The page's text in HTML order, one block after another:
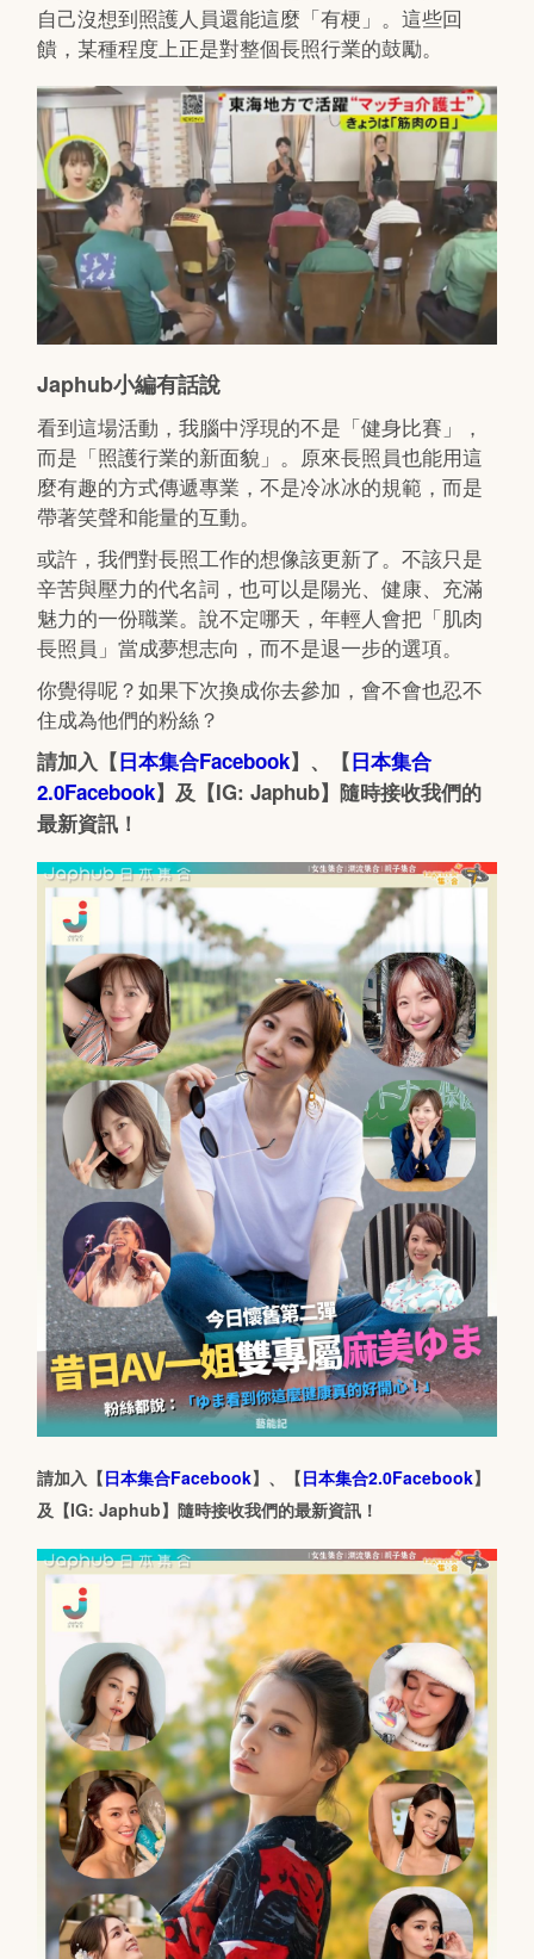
自己沒想到照護人員還能這麼「有梗」。這些回
饋，某種程度上正是對整個長照行業的鼓勵。
Japhub小編有話說
看到這場活動，我腦中浮現的不是「健身比賽」，
而是「照護行業的新面貌」。原來長照員也能用這
麼有趣的方式傳遞專業，不是冷冰冰的規範，而是
帶著笑聲和能量的互動。
或許，我們對長照工作的想像該更新了。不該只是
辛苦與壓力的代名詞，也可以是陽光、健康、充滿
魅力的一份職業。說不定哪天，年輕人會把「肌肉
長照員」當成夢想志向，而不是退一步的選項。
你覺得呢？如果下次換成你去參加，會不會也忍不
住成為他們的粉絲？
請加入【日本集合Facebook】、【日本集合
2.0Facebook】及【IG: Japhub】隨時接收我們的
最新資訊！
請加入【日本集合Facebook】、【日本集合2.0Facebook】
及【IG: Japhub】隨時接收我們的最新資訊！